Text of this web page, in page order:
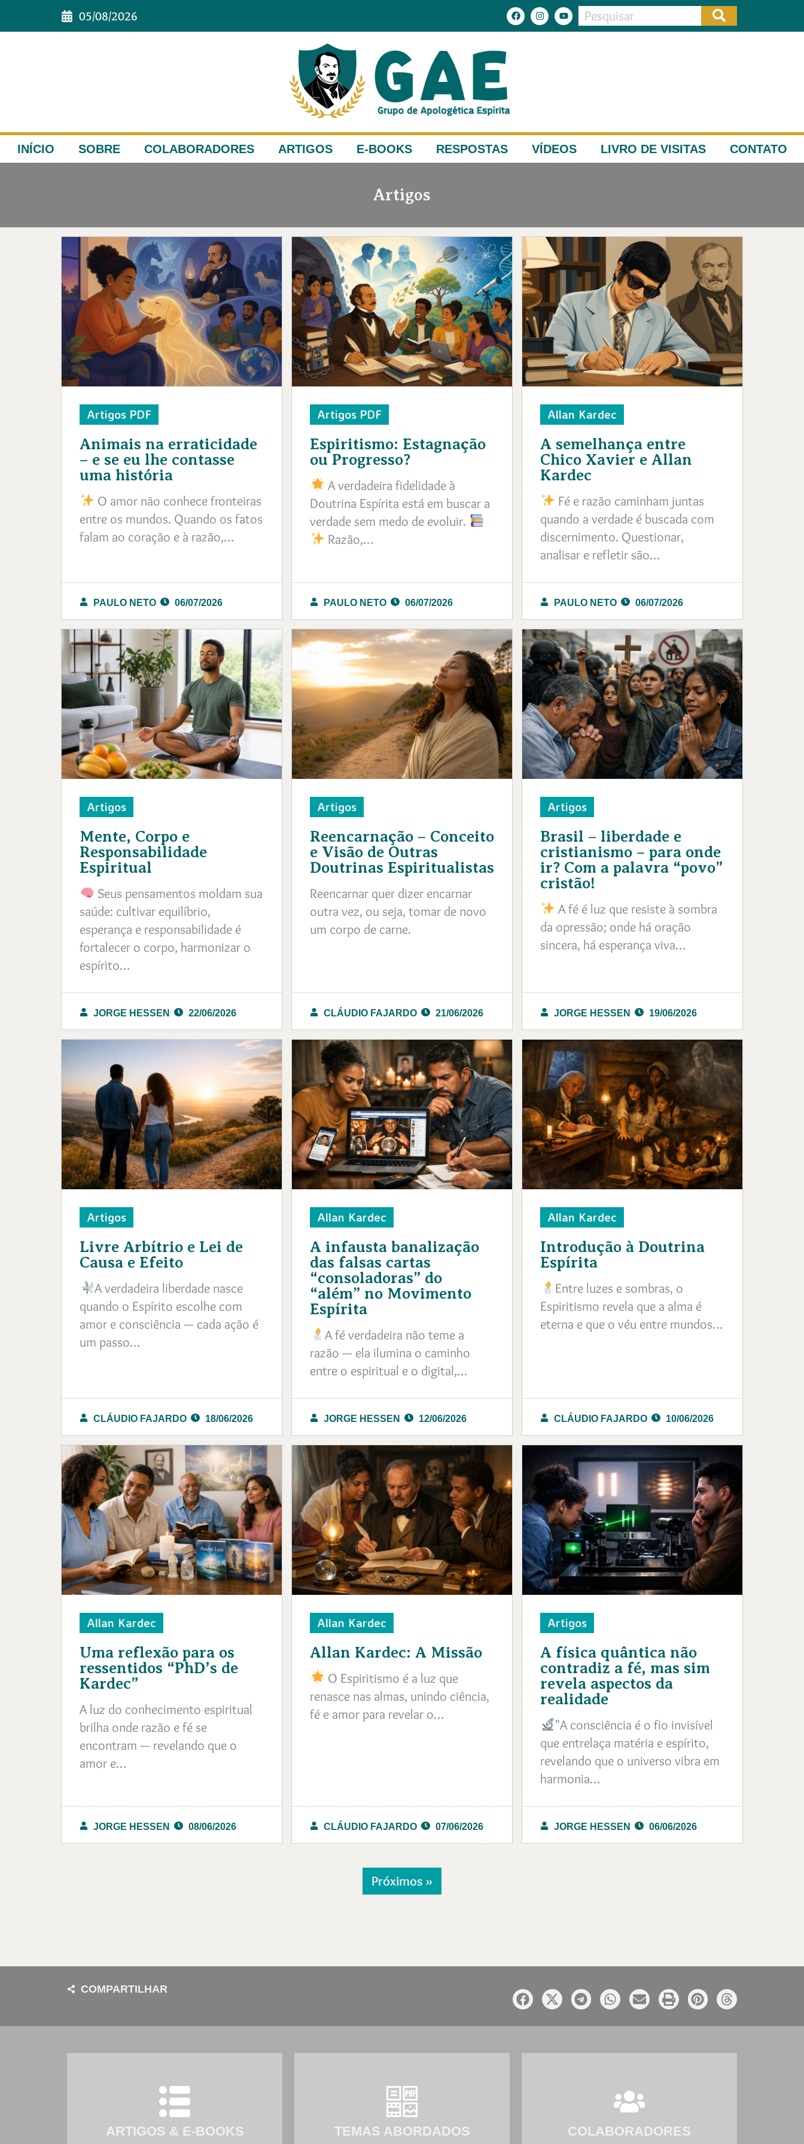
05/08/2026
INÍCIO SOBRE COLABORADORES ARTIGOS E-BOOKS RESPOSTAS VÍDEOS LIVRO DE VISITAS CONTATO
Artigos
Artigos PDF
Animais na erraticidade
– e se eu lhe contasse
uma história
O amor não conhece fronteiras
entre os mundos. Quando os fatos
falam ao coração e à razão,…
PAULO NETO 06/07/2026
Artigos PDF
Espiritismo: Estagnação
ou Progresso?
A verdadeira fidelidade à
Doutrina Espírita está em buscar a
verdade sem medo de evoluir.
Razão,…
PAULO NETO 06/07/2026
Allan Kardec
A semelhança entre
Chico Xavier e Allan
Kardec
Fé e razão caminham juntas
quando a verdade é buscada com
discernimento. Questionar,
analisar e refletir são…
PAULO NETO 06/07/2026
Artigos
Mente, Corpo e
Responsabilidade
Espiritual
Seus pensamentos moldam sua
saúde: cultivar equilíbrio,
esperança e responsabilidade é
fortalecer o corpo, harmonizar o
espírito…
JORGE HESSEN 22/06/2026
Artigos
Reencarnação – Conceito
e Visão de Outras
Doutrinas Espiritualistas
Reencarnar quer dizer encarnar
outra vez, ou seja, tomar de novo
um corpo de carne.
CLÁUDIO FAJARDO 21/06/2026
Artigos
Brasil – liberdade e
cristianismo – para onde
ir? Com a palavra “povo”
cristão!
A fé é luz que resiste à sombra
da opressão; onde há oração
sincera, há esperança viva…
JORGE HESSEN 19/06/2026
Artigos
Livre Arbítrio e Lei de
Causa e Efeito
A verdadeira liberdade nasce
quando o Espírito escolhe com
amor e consciência — cada ação é
um passo…
CLÁUDIO FAJARDO 18/06/2026
Allan Kardec
A infausta banalização
das falsas cartas
“consoladoras” do
“além” no Movimento
Espírita
A fé verdadeira não teme a
razão — ela ilumina o caminho
entre o espiritual e o digital,…
JORGE HESSEN 12/06/2026
Allan Kardec
Introdução à Doutrina
Espírita
Entre luzes e sombras, o
Espiritismo revela que a alma é
eterna e que o véu entre mundos…
CLÁUDIO FAJARDO 10/06/2026
Allan Kardec
Uma reflexão para os
ressentidos “PhD’s de
Kardec”
A luz do conhecimento espiritual
brilha onde razão e fé se
encontram — revelando que o
amor e…
JORGE HESSEN 08/06/2026
Allan Kardec
Allan Kardec: A Missão
O Espiritismo é a luz que
renasce nas almas, unindo ciência,
fé e amor para revelar o…
CLÁUDIO FAJARDO 07/06/2026
Artigos
A física quântica não
contradiz a fé, mas sim
revela aspectos da
realidade
"A consciência é o fio invisível
que entrelaça matéria e espírito,
revelando que o universo vibra em
harmonia…
JORGE HESSEN 06/06/2026
Próximos »
COMPARTILHAR
ARTIGOS & E-BOOKS TEMAS ABORDADOS COLABORADORES